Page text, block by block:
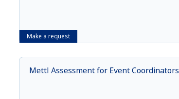
Make a request
Mettl Assessment for Event Coordinators